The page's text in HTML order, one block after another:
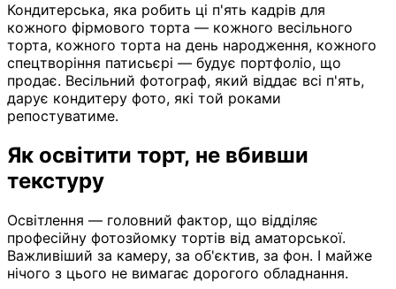
Кондитерська, яка робить ці п'ять кадрів для
кожного фірмового торта — кожного весільного
торта, кожного торта на день народження, кожного
спецтворіння патисьєрі — будує портфоліо, що
продає. Весільний фотограф, який віддає всі п'ять,
дарує кондитеру фото, які той роками
репостуватиме.
Як освітити торт, не вбивши
текстуру
Освітлення — головний фактор, що відділяє
професійну фотозйомку тортів від аматорської.
Важливіший за камеру, за об'єктив, за фон. І майже
нічого з цього не вимагає дорогого обладнання.